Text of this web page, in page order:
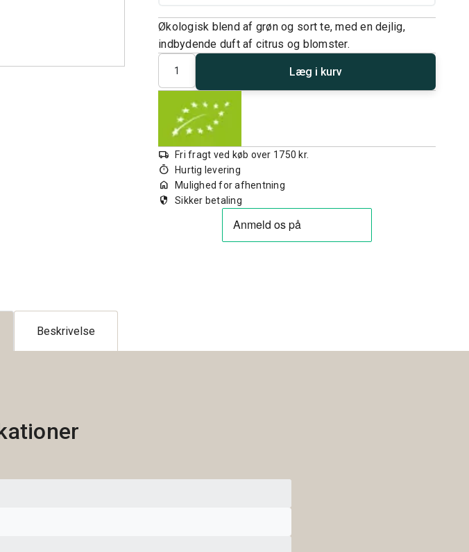
Økologisk blend af grøn og sort te, med en dejlig,
indbydende duft af citrus og blomster.
Antal
Læg i kurv
local_shipping Fri fragt ved køb over 1750 kr.
timer Hurtig levering
home Mulighed for afhentning
security Sikker betaling
Beskrivelse